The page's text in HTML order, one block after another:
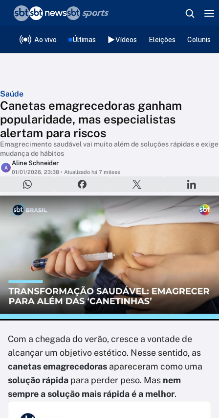
Ao vivo Últimas Vídeos Eleições
Saúde
Canetas emagrecedoras ganham
popularidade, mas especialistas
alertam para riscos
Emagrecimento saudável vai muito além de soluções rápidas e exige
mudança de hábitos
A
Aline Schneider
01/01/2026, 23:38 • Atualizado há 7 mêses
Com a chegada do verão, cresce a vontade de
alcançar um objetivo estético. Nesse sentido, as
canetas emagrecedoras apareceram como uma
solução rápida para perder peso. Mas nem
sempre a solução mais rápida é a melhor.
❮voltar
Editorias